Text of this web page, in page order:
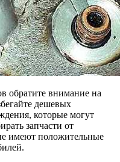
обратите внимание на
дешевых
которые могут
запчасти от
имеют положительные